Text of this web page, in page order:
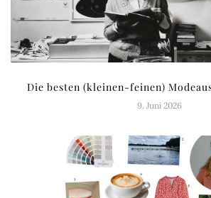
Die besten (kleinen-feinen)
9. Juni 2026